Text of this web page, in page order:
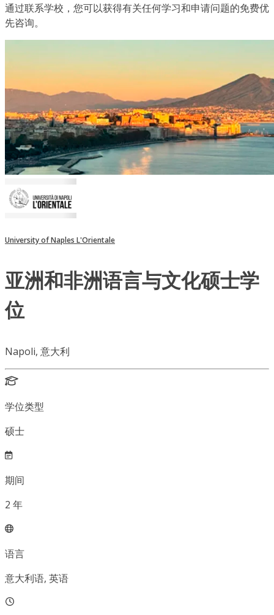
通过联系学校，您可以获得有关任何学习和申请问题的免费优
先咨询。
University of Naples L'Orientale
亚洲和非洲语言与文化硕士学
位
Napoli, 意大利
学位类型
硕士
期间
2 年
语言
意大利语, 英语